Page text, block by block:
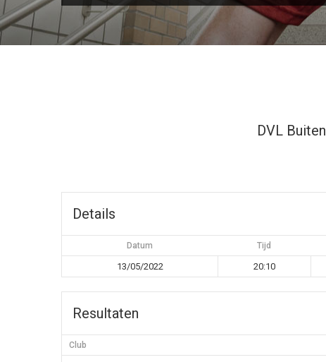
DVL
Details
Datum Tijd
13/05/2022 20:10
Resultaten
Club